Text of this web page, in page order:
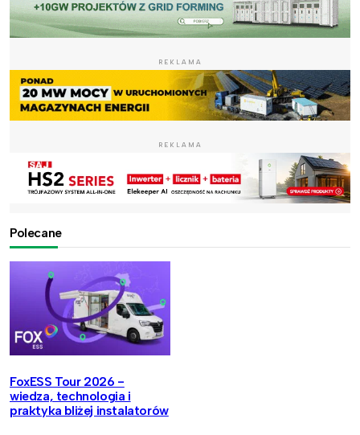
REKLAMA
REKLAMA
Polecane
FoxESS Tour 2026 -
wiedza, technologia i
praktyka bliżej instalatorów